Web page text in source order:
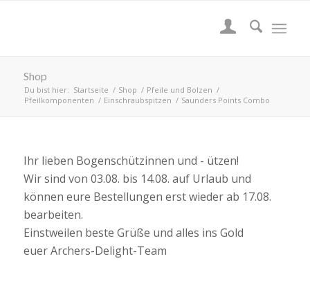
Shop
Du bist hier: Startseite / Shop / Pfeile und Bolzen /
Pfeilkomponenten / Einschraubspitzen / Saunders Points Combo
Ihr lieben Bogenschützinnen und - ützen!
Wir sind von 03.08. bis 14.08. auf Urlaub und
können eure Bestellungen erst wieder ab 17.08.
bearbeiten.
Einstweilen beste Grüße und alles ins Gold
euer Archers-Delight-Team